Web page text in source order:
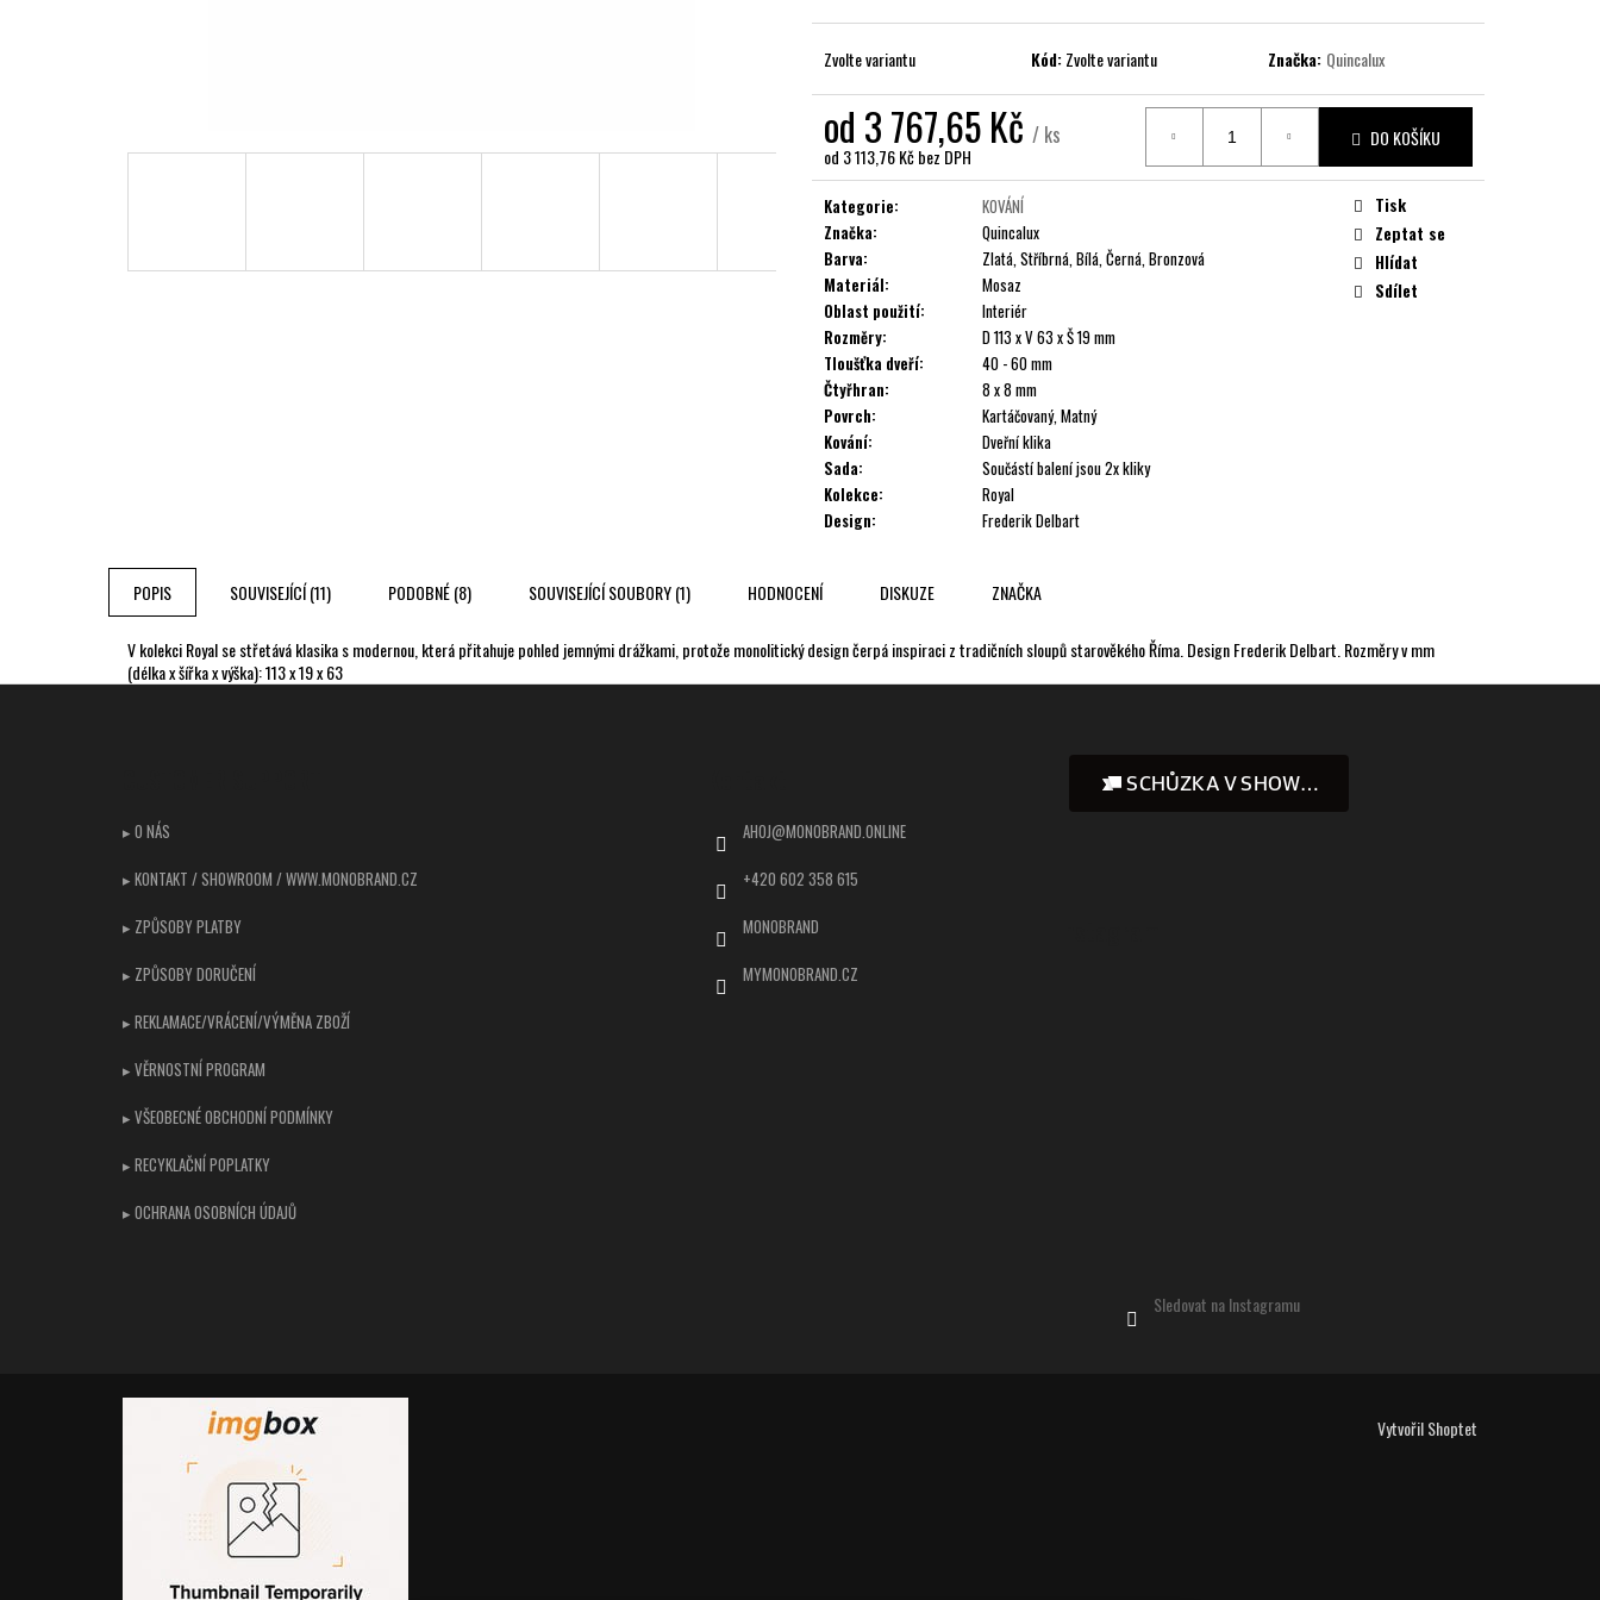
Zvolte variantu Kód: Zvolte variantu Značka: Quincalux
od 3 767,65 Kč / ks
od 3 113,76 Kčbez DPH
Měrná
cena:
DO KOŠÍKU
Kategorie:
KOVÁNÍ
Značka:
Quincalux
Barva:
Zlatá, Stříbrná, Bílá, Černá, Bronzová
Materiál:
Mosaz
Oblast použití:
Interiér
Rozměry:
D 113 x V 63 x Š 19 mm
Tloušťka dveří:
40 - 60 mm
Čtyřhran:
8 x 8 mm
Povrch:
Kartáčovaný, Matný
Kování:
Dveřní klika
Sada:
Součástí balení jsou 2x kliky
Kolekce:
Royal
Design: Frederik Delbart
Tisk
Zeptat se
Hlídat
Sdílet
POPIS SOUVISEJÍCÍ (11) PODOBNÉ (8) SOUVISEJÍCÍ SOUBORY (1) HODNOCENÍ DISKUZE ZNAČKA
V kolekci Royal se střetává klasika s modernou, která přitahuje pohled jemnými drážkami, protože monolitický design čerpá inspiraci z tradičních sloupů starověkého Říma. Design Frederik Delbart. Rozměry v mm
(délka x šířka x výška): 113 x 19 x 63
Z
▸ O NÁS
▸ KONTAKT / SHOWROOM / WWW.MONOBRAND.CZ
▸ ZPŮSOBY PLATBY
▸ ZPŮSOBY DORUČENÍ
▸ REKLAMACE/VRÁCENÍ/VÝMĚNA ZBOŽÍ
▸ VĚRNOSTNÍ PROGRAM
▸ VŠEOBECNÉ OBCHODNÍ PODMÍNKY
▸ RECYKLAČNÍ POPLATKY
▸ OCHRANA OSOBNÍCH ÚDAJŮ
AHOJ@MONOBRAND.ONLINE
+420 602 358 615
MONOBRAND
MYMONOBRAND.CZ
SCHŮZKA V SHOWROOMU
Sledovat na Instagramu
Vytvořil Shoptet